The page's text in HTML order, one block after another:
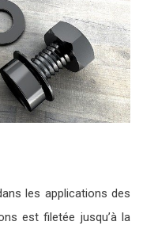
les applications des
est filetée jusqu’à la